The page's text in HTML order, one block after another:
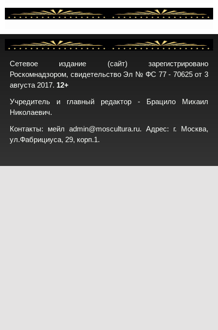
Сетевое издание (сайт) зарегистрировано
Роскомнадзором, свидетельство Эл № ФС 77 - 70625 от 3
августа 2017. 12+
Учредитель и главный редактор - Брацило Михаил
Николаевич.
Контакты: мейл admin@moscultura.ru. Адрес: г. Москва,
ул.Фабрициуса, 29, корп.1.